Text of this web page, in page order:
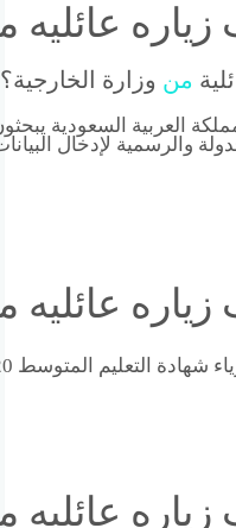
عائليه
من وزارة الخارجية؟
العربية السعودية
والرسمية لإدخال
عائليه
شهادة التعليم المتوسط 2020
عائليه